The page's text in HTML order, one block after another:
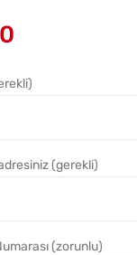
(gerekli)
(zorunlu)